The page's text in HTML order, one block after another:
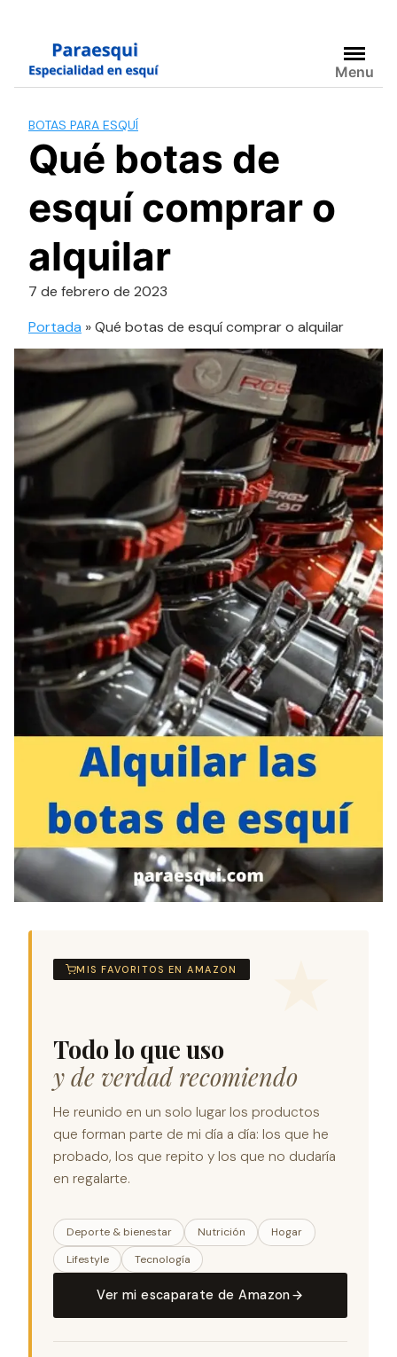
content
Menu
BOTAS PARA ESQUÍ
Qué botas de
esquí comprar o
alquilar
7 de febrero de 2023
Portada »Qué botas de esquí comprar o alquilar
MIS FAVORITOS EN AMAZON
Todo lo que uso
y de verdad recomiendo
He reunido en un solo lugar los productos
que forman parte de mi día a día: los que he
probado, los que repito y los que no dudaría
en regalarte.
Deporte & bienestar Nutrición
Hogar
Lifestyle
Tecnología
Ver mi escaparate de Amazon